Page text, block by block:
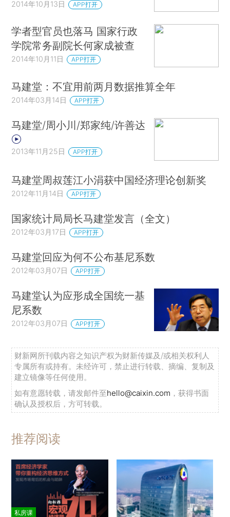
2014年10月13日 APP打开
学者型官员也落马 国家行政
学院常务副院长何家成被查
2014年10月11日 APP打开
马建堂：不宜用前两月数据推算全年
2014年03月14日 APP打开
马建堂/周小川/郑家纯/许善达
2013年11月25日 APP打开
马建堂周叔莲江小涓获中国经济理论创新奖
2012年11月14日 APP打开
国家统计局局长马建堂发言（全文）
2012年03月17日 APP打开
马建堂回应为何不公布基尼系数
2012年03月07日 APP打开
马建堂认为应形成全国统一基
尼系数
2012年03月07日 APP打开
财新网所刊载内容之知识产权为财新传媒及/或相关权利人
专属所有或持有。未经许可，禁止进行转载、摘编、复制及
建立镜像等任何使用。
如有意愿转载，请发邮件至hello@caixin.com ，获得书面
确认及授权后，方可转载。
推荐阅读
私房课